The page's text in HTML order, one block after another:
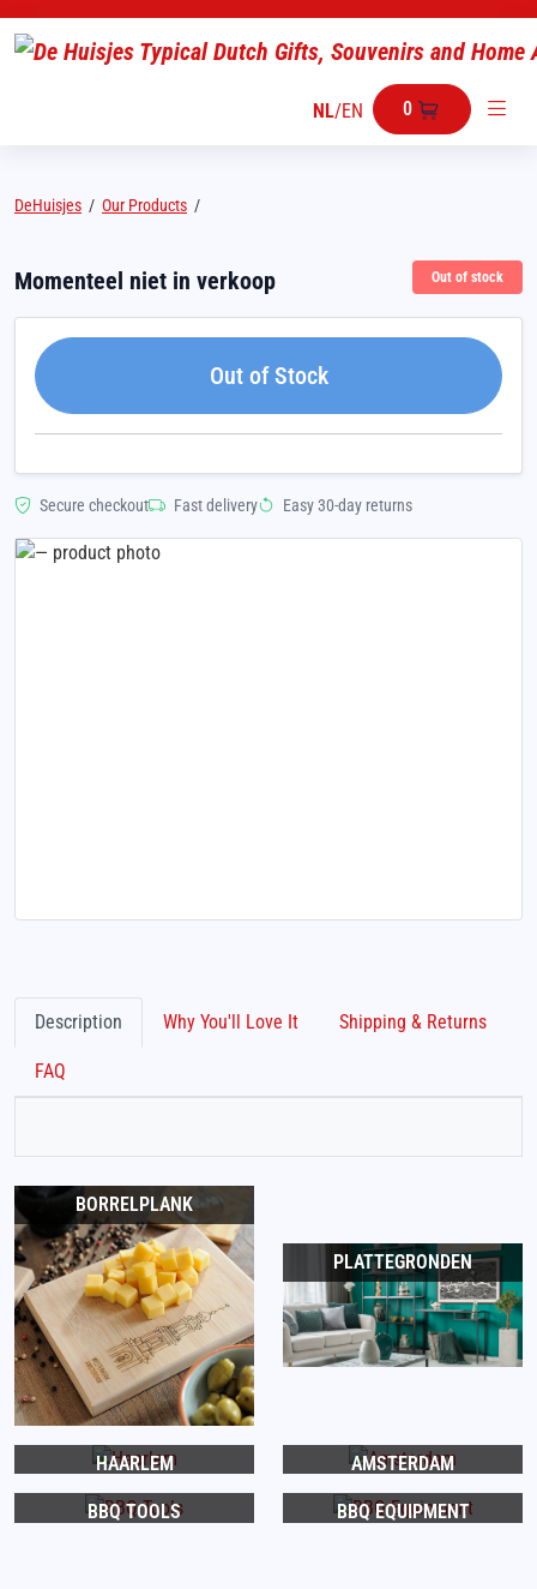
NL/EN 0
DeHuisjes / Our Products /
Momenteel niet in verkoop Out of stock
Out of Stock
Secure checkout Fast delivery Easy 30-day returns
Description Why You'll Love It Shipping & Returns
FAQ
BORRELPLANK
PLATTEGRONDEN
HAARLEM AMSTERDAM
BBQ TOOLS BBQ EQUIPMENT